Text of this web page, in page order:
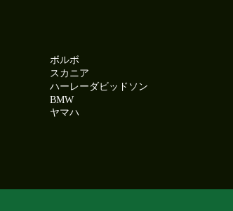
ボルボ
スカニア
ハーレーダビッドソン
BMW
ヤマハ